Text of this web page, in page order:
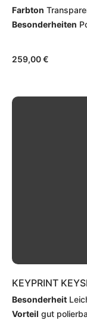
Farbton
Besonderheiten
259,00€
KEYPRINT
Besonderheit
Vorteil gut